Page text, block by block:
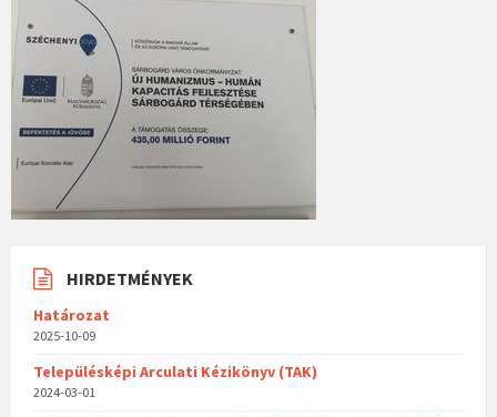
HIRDETMÉNYEK
Határozat
2025-10-09
Településképi Arculati Kézikönyv (TAK)
2024-03-01